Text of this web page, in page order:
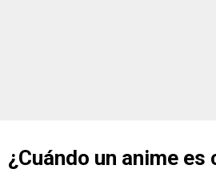
¿Cuándo un anime es